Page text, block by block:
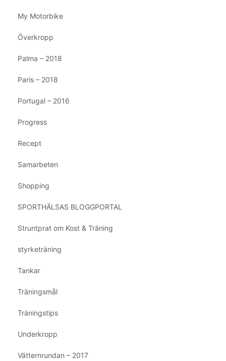
My Motorbike
Överkropp
Palma – 2018
Paris – 2018
Portugal – 2016
Progress
Recept
Samarbeten
Shopping
SPORTHÄLSAS BLOGGPORTAL
Struntprat om Kost & Träning
styrketräning
Tankar
Träningsmål
Träningstips
Underkropp
Vätternrundan – 2017